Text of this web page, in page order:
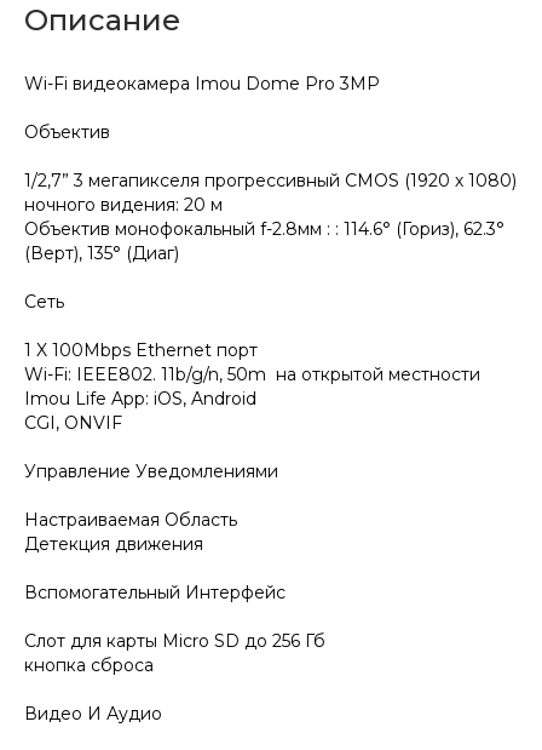
Описание
Wi-Fi видеокамера Imou Dome Pro 3MP
Объектив
1/2,7” 3 мегапикселя прогрессивный CMOS (1920 х 1080)
ночного видения: 20 м
Объектив монофокальный f-2.8мм : : 114.6° (Гориз), 62.3°
(Верт), 135° (Диаг)
Сеть
1 X 100Mbps Ethernet порт
Wi-Fi: IEEE802. 11b/g/n, 50m на открытой местности
Imou Life App: iOS, Android
CGI, ONVIF
Управление Уведомлениями
Настраиваемая Область
Детекция движения
Вспомогательный Интерфейс
Слот для карты Micro SD до 256 Гб
кнопка сброса
Видео И Аудио